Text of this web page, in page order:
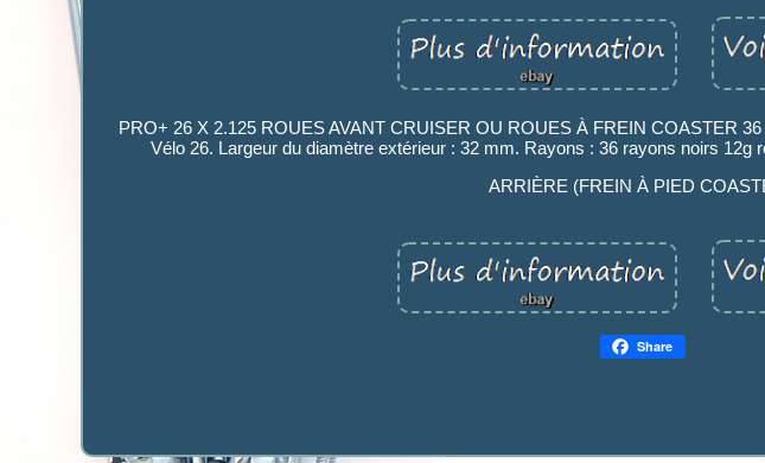
PRO+ 26 X 2.125 ROUES AVANT CRUISER OU ROUES À FREIN COASTER
Vélo 26. Largeur du diamètre extérieur : 32 mm. Rayons : 36 rayons noirs 12g
ARRIÈRE (FREIN À PIED
Share